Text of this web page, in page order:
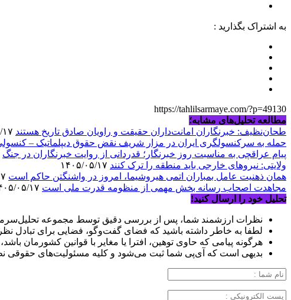
به اشتراک بگذارید :
https://tahlilsarmaye.com/?p=49130
مطالعه تحلیل‌های مشابه؛
طحان‌نظیف: خبرنگاران امانت‌داران حقیقت و راویان صادق تاریخ‌ هستند
حمله به سرکنسولگری ایران در مزار شریف نقض حقوق دیپلماتیک –
پیام عراقچی به مناسبت روز خبرنگار؛ قدردانی از روایت خبرنگاران در جنگ
ولایتی: نیروهای خارجی باید منطقه را ترک کنند
همان ذهنیت عامل بمباران اتمی هیروشیما، امروز در واشنگتن حاکم است
مجاهدت اصحاب رسانه بخش مهمی از منظومه قدرت ملی است
تحلیل خود را ارسال کنید!
نظرات ارزشمند شما، پس از بررسی دقیق توسط مجموعه
لطفا به خاطر داشته باشید که فضای گفت‌وگو، فضایی برای تبادل
هرگونه پیامی که حاوی توهین، افترا یا مغایر با قوانین کشورمان
بدیهی است که آی‌پی شما ثبت می‌شود و کلیه مسئولیت‌های حقوقی